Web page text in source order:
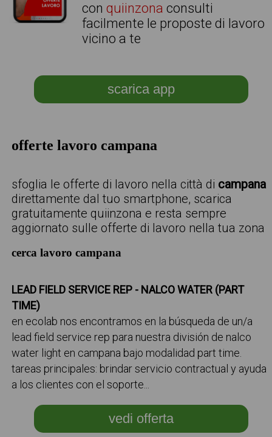
conquiinzona consulti
facilmente le proposte di lavoro
vicino a te
scarica app
offerte lavoro campana
sfoglia le offerte di lavoro nella città di campana
direttamente dal tuo smartphone, scarica
gratuitamente quiinzona e resta sempre
aggiornato sulle offerte di lavoro nella tua zona
cerca lavoro campana
LEAD FIELD SERVICE REP - NALCO WATER (PART
TIME)
en ecolab nos encontramos en la búsqueda de un/a
lead field service rep para nuestra división de nalco
water light en campana bajo modalidad part time.
tareas principales: brindar servicio contractual y ayuda
a los clientes con el soporte...
vedi offerta